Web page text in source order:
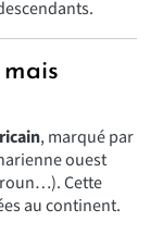
, marqué par
ouest
Cette
au continent.